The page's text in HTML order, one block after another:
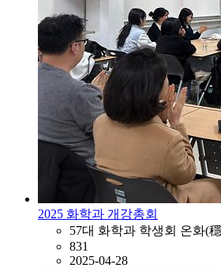
2025 화학과 개강총회
57대 화학과 학생회 온화(
831
2025-04-28